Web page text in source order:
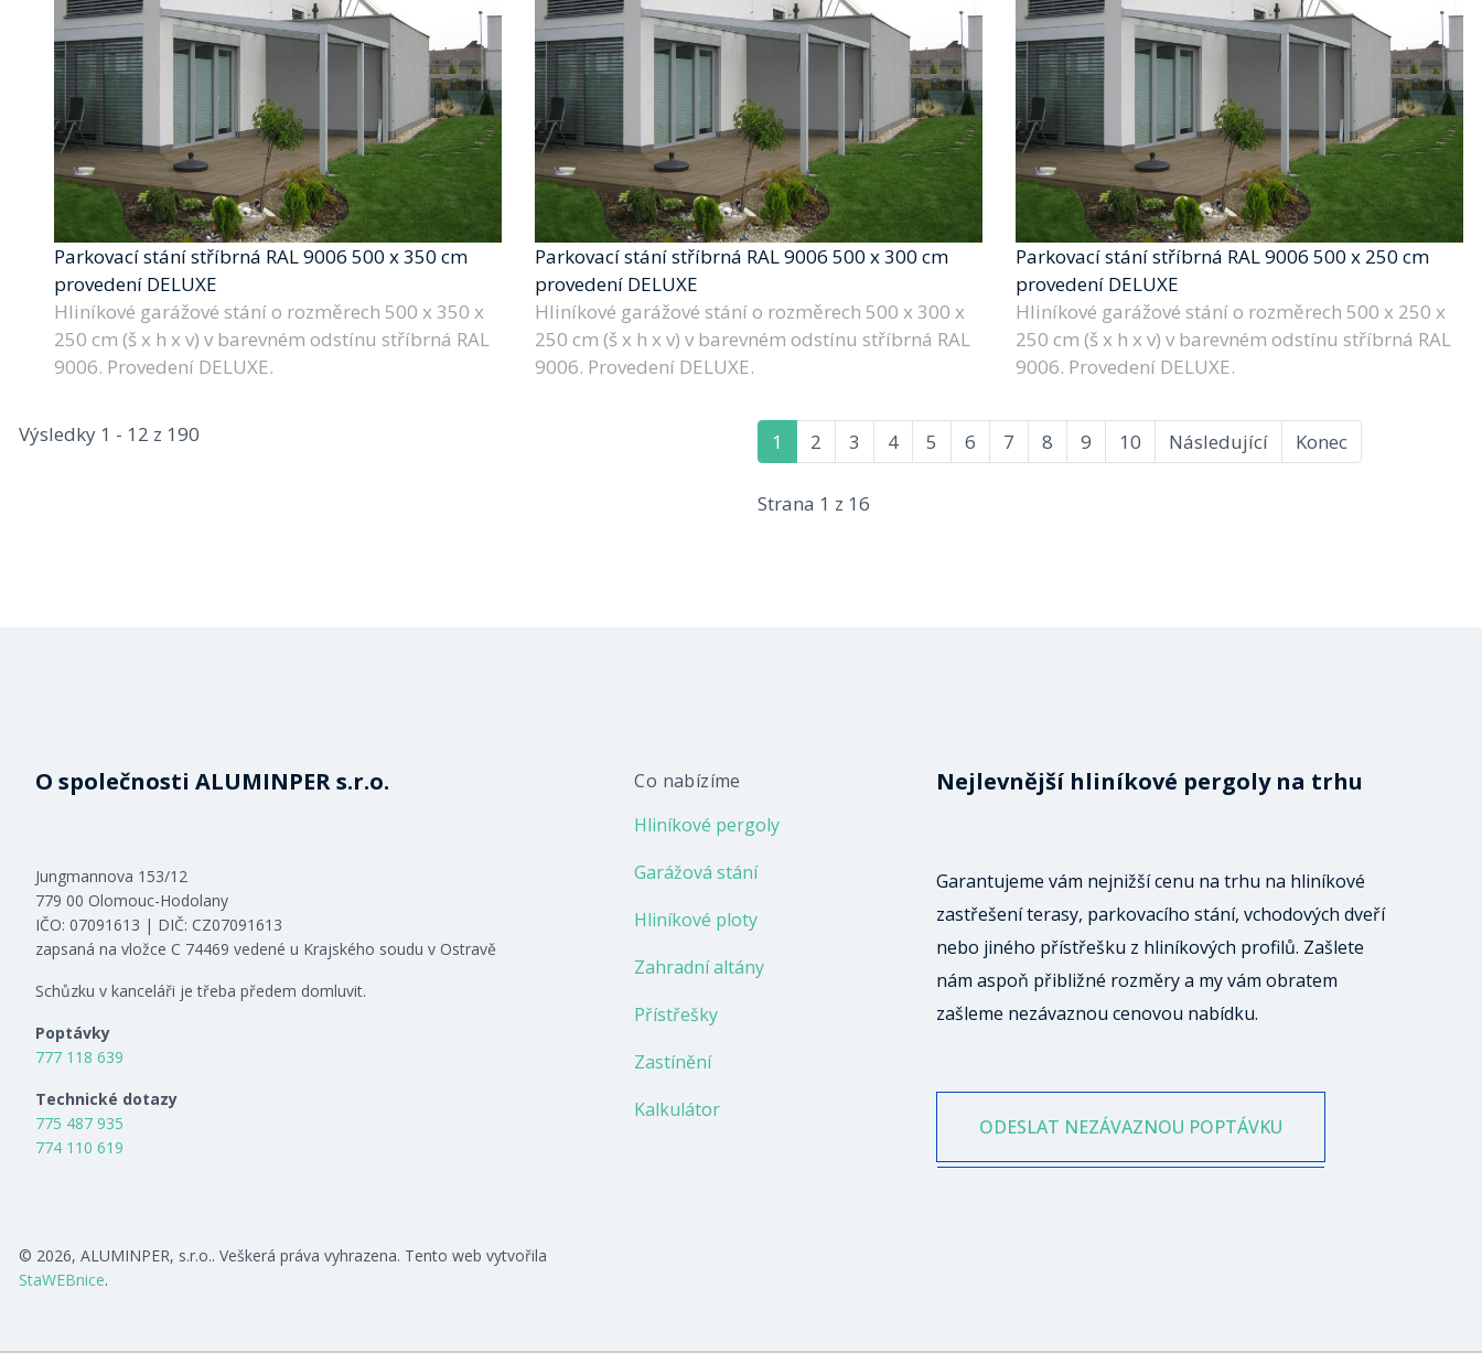
Parkovací stání stříbrná RAL 9006 500 x 350 cm
provedení DELUXE
Hliníkové garážové stání o rozměrech 500 x 350 x
250 cm (š x h x v) v barevném odstínu stříbrná RAL
9006. Provedení DELUXE.
Parkovací stání stříbrná RAL 9006 500 x 300 cm
provedení DELUXE
Hliníkové garážové stání o rozměrech 500 x 300 x
250 cm (š x h x v) v barevném odstínu stříbrná RAL
9006. Provedení DELUXE.
Parkovací stání stříbrná RAL 9006 500 x 250 cm
provedení DELUXE
Hliníkové garážové stání o rozměrech 500 x 250 x
250 cm (š x h x v) v barevném odstínu stříbrná RAL
9006. Provedení DELUXE.
Výsledky 1 - 12 z 190 1 2 3 4 5 6 7 8 9 10 Následující Konec
Strana 1 z 16
O společnosti ALUMINPER s.r.o.
Jungmannova 153/12
779 00 Olomouc-Hodolany
IČO: 07091613 | DIČ: CZ07091613
zapsaná na vložce C 74469 vedené u Krajského soudu v Ostravě
Schůzku v kanceláři je třeba předem domluvit.
Poptávky
777 118 639
Technické dotazy
775 487 935
774 110 619
© 2026, ALUMINPER, s.r.o.. Veškerá práva vyhrazena. Tento web vytvořila
StaWEBnice.
Co nabízíme
Hliníkové pergoly
Garážová stání
Hliníkové ploty
Zahradní altány
Přístřešky
Zastínění
Kalkulátor
Nejlevnější hliníkové pergoly na trhu
Garantujeme vám nejnižší cenu na trhu na hliníkové
zastřešení terasy, parkovacího stání, vchodových dveří
nebo jiného přístřešku z hliníkových profilů. Zašlete
nám aspoň přibližné rozměry a my vám obratem
zašleme nezávaznou cenovou nabídku.
ODESLAT NEZÁVAZNOU POPTÁVKU